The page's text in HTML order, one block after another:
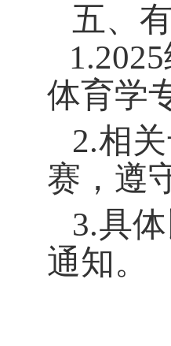
五、
体育学
2.相
赛，遵
3.具
通知。